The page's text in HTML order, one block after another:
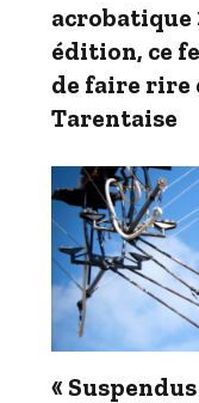
acrobatique
édition, ce
de faire rire
Tarentaise
«